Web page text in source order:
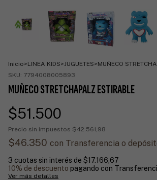
Inicio>LINEA KIDS>JUGUETES>MUÑECO
SKU: 7794008005893
MUÑECO STRETCHAPALZ ESTIRABLE
$51.500
Precio sin impuestos $42.561,98
$46.350 con Transferencia o
3 cuotas sin interés de $17.166,67
10% de descuento pagando con
Ver más detalles